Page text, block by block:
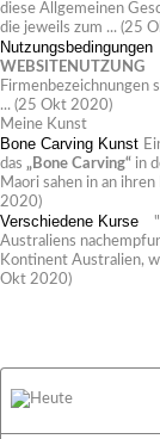
diese Allgemeinen
die jeweils zum ... (25
Nutzungsbedingungen
WEBSITENUTZUNG
Firmenbezeichnungen
... (25 Okt 2020)
Meine Kunst
Bone Carving Kunst
das „Bone Carving“ in
Maori sahen in an
2020)
Verschiedene Kurse "
Australiens
Kontinent Australien,
Okt 2020)